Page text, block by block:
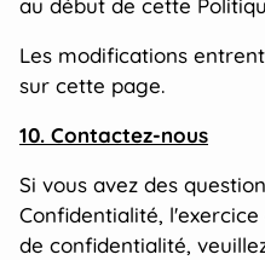
au début de cette
Les modifications
sur cette page.
10. Contactez-nous
Si vous avez des
Confidentialité,
de confidentialité,